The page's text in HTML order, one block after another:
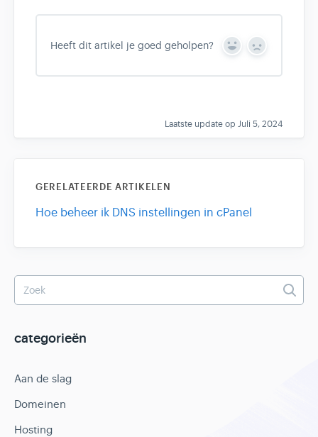
Heeft dit artikel je goed geholpen?
Y
s
N
Laatste update op Juli 5, 2024
GERELATEERDE ARTIKELEN
Hoe beheer ik DNS instellingen in cPanel
categorieën
Aan de slag
Domeinen
Hosting